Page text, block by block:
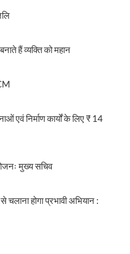
हैं व्यक्ति को महान
एवं निर्माण कार्यों के लिए ₹ 14
मुख्य सचिव
होगा प्रभावी अभियान :